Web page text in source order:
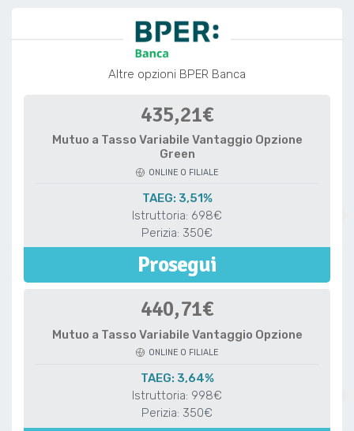
Altre opzioni BPER Banca
435,21€
Mutuo a Tasso Variabile Vantaggio Opzione
Green
ONLINE O FILIALE
TAEG: 3,51%
Istruttoria: 698€
Perizia: 350€
Prosegui
440,71€
Mutuo a Tasso Variabile Vantaggio Opzione
ONLINE O FILIALE
TAEG: 3,64%
Istruttoria: 998€
Perizia: 350€